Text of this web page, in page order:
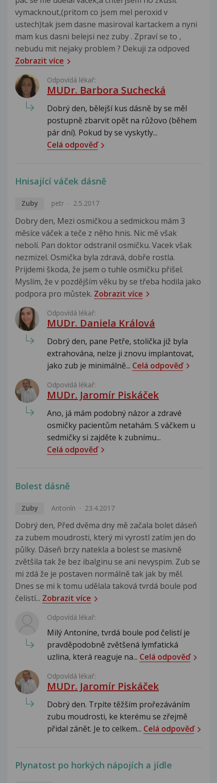
vymacknout,(pritom co jsem mel peroxid v
ustech)tak jsem dasne masiroval kartackem a nyni
mam kus dasni belejsi nez zuby . Zpraví se to ,
nebudu mit nejaky problem ? Dekuji za odpoved
Zobrazit více
Odpovídá lékař:
MUDr. Barbora Suchecká
Dobrý den, bělejší kus dásně by se měl
postupně zbarvit opět na růžovo (během
pár dní). Pokud by se vyskytly...
Celá odpověď
Hnisající váček dásně
Zuby petr 2.5.2017
Dobry den, Mezi osmičkou a sedmickou mám 3
měsíce váček a teče z něho hnis. Nic mě však
nebolí. Pan doktor odstranil osmičku. Vacek však
nezmizel. Osmička byla zdravá, dobře rostla.
Prijdemi škoda, že jsem o tuhle osmičku přišel.
Myslím, že v pozdějším věku by se třeba hodila jako
podpora pro můstek. Zobrazit více
Odpovídá lékař:
MUDr. Daniela Králová
Dobrý den, pane Petře, stolička již byla
extrahována, nelze ji znovu implantovat,
jako zub je minimálně... Celá odpověď
Odpovídá lékař:
MUDr. Jaromír Piskáček
Ano, já mám podobný názor a zdravé
osmičky pacientům netahám. S váčkem u
sedmičky si zajděte k zubnímu...
Celá odpověď
Bolest dásně
Zuby Antonín 23.4.2017
Dobrý den, Před dvěma dny mě začala bolet dáseň
za zubem moudrosti, který mi vyrostl zatím jen do
půlky. Dáseň brzy natekla a bolest se masivně
zvětšila tak že bez ibalginu se ani nevyspim. Zub se
mi zdá že je postaven normálně tak jak by měl.
Dnes se mi k tomu udělala taková tvrdá boule pod
čelistí... Zobrazit více
Odpovídá lékař:
Milý Antoníne, tvrdá boule pod čelistí je
pravděpodobně zvětšená lymfatická
uzlina, která reaguje na... Celá odpověď
Odpovídá lékař:
MUDr. Jaromír Piskáček
Dobrý den. Trpíte těžším prořezáváním
zubu moudrosti, ke kterému se zřejmě
přidal zánět. Je to celkem... Celá odpověď
Plynatost po horkých nápojích a jídle